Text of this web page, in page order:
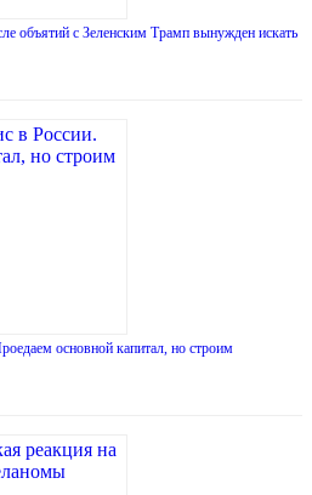
объятий с Зеленским Трамп вынужден искать
основной капитал, но строим